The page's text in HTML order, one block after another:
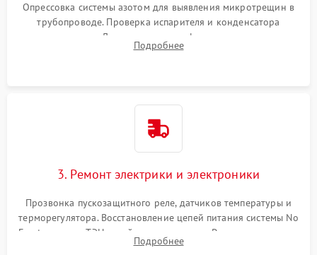
Опрессовка системы азотом для выявления микротрещин в
трубопроводе. Проверка испарителя и конденсатора
течеискателем. Демонтаж старого фильтра-осушителя и
продувка капиллярной трубки для устранения засоров.
Подробнее
3. Ремонт электрики и электроники
Прозвонка пускозащитного реле, датчиков температуры и
терморегулятора. Восстановление цепей питания системы No
Frost, включая ТЭН оттайки и вентилятор. Ремонт или замена
платы управления при сбоях алгоритмов.
Подробнее